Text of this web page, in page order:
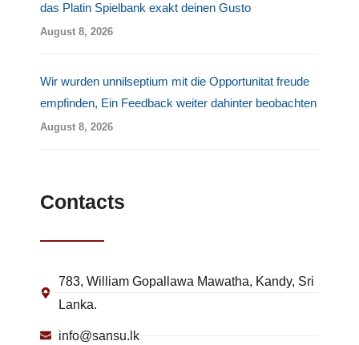
das Platin Spielbank exakt deinen Gusto
August 8, 2026
Wir wurden unnilseptium mit die Opportunitat freude
empfinden, Ein Feedback weiter dahinter beobachten
August 8, 2026
Contacts
783, William Gopallawa Mawatha, Kandy, Sri
Lanka.
info@sansu.lk